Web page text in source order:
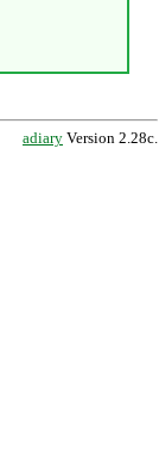
adiary Version 2.28c.